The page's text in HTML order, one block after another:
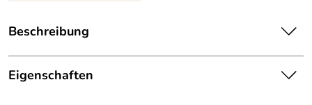
Beschreibung
Diese Schalenskulpturen hatten das Glück bis nach
München zu reisen zu dürfen.
Eigenschaften